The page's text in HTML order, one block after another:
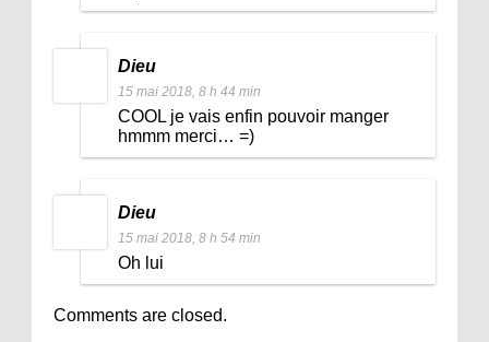
Dieu
15 mai 2018, 8 h 44 min
COOL je vais enfin pouvoir manger
hmmm merci… =)
Dieu
15 mai 2018, 8 h 54 min
Oh lui
Comments are closed.